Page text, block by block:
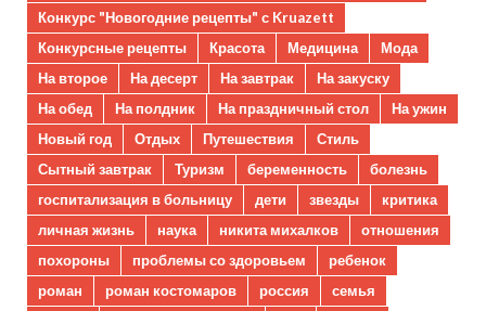
Конкурс "Новогодние рецепты" с Kruazett
Конкурсные рецепты
Красота Медицина
Мода
На второе
На десерт На завтрак
На закуску
На обед
На полдник На праздничный стол
На ужин
Новый год
Отдых Путешествия
Стиль
Сытный завтрак
Туризм беременность
болезнь
госпитализация в больницу
дети звезды
критика
личная жизнь
наука никита михалков
отношения
похороны
проблемы со здоровьем
ребенок
роман
роман костомаров россия
семья